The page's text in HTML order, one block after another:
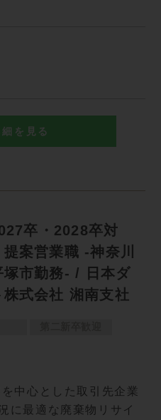
を見る
卒・2028卒対
提案営業職 -神奈川
塚市勤務- / 日本ダ
株式会社 湘南支社
中心とした取引先企業
に最適な廃棄物リサイ